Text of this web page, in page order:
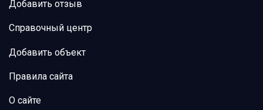
Добавить отзыв
Справочный центр
Добавить объект
Правила сайта
О сайте